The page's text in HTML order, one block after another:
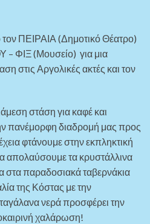
ΠΕΙΡΑΙΑ (Δημοτικό Θέατρο)
– ΦΙΞ (Μουσείο) για μια
στις Αργολικές ακτές και τον
στάση για καφέ και
πανέμορφη διαδρομή μας προς
φτάνουμε στην εκπληκτική
απολαύσουμε τα κρυστάλλινα
στα παραδοσιακά ταβερνάκια
της Κόστας με την
νερά προσφέρει την
χαλάρωση!